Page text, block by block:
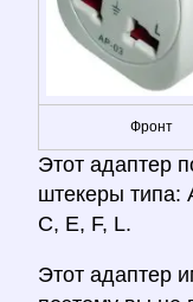
Фронт
Этот адаптер
штекеры типа:
C, E, F, L.
Этот адаптер